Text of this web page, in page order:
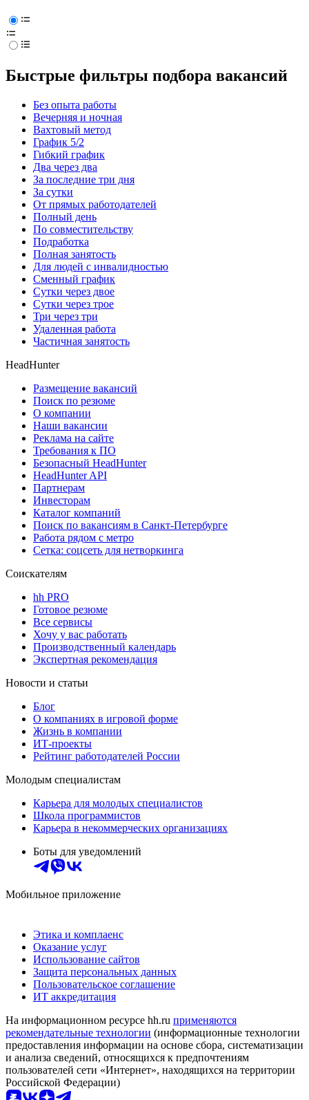
Быстрые фильтры подбора вакансий
Без опыта работы
Вечерняя и ночная
Вахтовый метод
График 5/2
Гибкий график
Два через два
За последние три дня
За сутки
От прямых работодателей
Полный день
По совместительству
Подработка
Полная занятость
Для людей с инвалидностью
Сменный график
Сутки через двое
Сутки через трое
Три через три
Удаленная работа
Частичная занятость
HeadHunter
Размещение вакансий
Поиск по резюме
О компании
Наши вакансии
Реклама на сайте
Требования к ПО
Безопасный HeadHunter
HeadHunter API
Партнерам
Инвесторам
Каталог компаний
Поиск по вакансиям в Санкт-Петербурге
Работа рядом с метро
Сетка: соцсеть для нетворкинга
Соискателям
hh PRO
Готовое резюме
Все сервисы
Хочу у вас работать
Производственный календарь
Экспертная рекомендация
Новости и статьи
Блог
О компаниях в игровой форме
Жизнь в компании
ИТ-проекты
Рейтинг работодателей России
Молодым специалистам
Карьера для молодых специалистов
Школа программистов
Карьера в некоммерческих организациях
Боты для уведомлений
Мобильное приложение
Этика и комплаенс
Оказание услуг
Использование сайтов
Защита персональных данных
Пользовательское соглашение
ИТ аккредитация
На информационном ресурсе hh.ru применяются
рекомендательные технологии (информационные технологии
предоставления информации на основе сбора, систематизации
и анализа сведений, относящихся к предпочтениям
пользователей сети «Интернет», находящихся на территории
Российской Федерации)